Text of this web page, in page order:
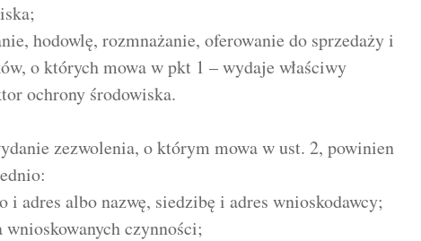
hodowlę, rozmnażanie, oferowanie do sprzedaży i
o których mowa w pkt 1 – wydaje właściwy
ochrony środowiska.
zezwolenia, o którym mowa w ust. 2, powinien
i adres albo nazwę, siedzibę i adres wnioskodawcy;
czynności;